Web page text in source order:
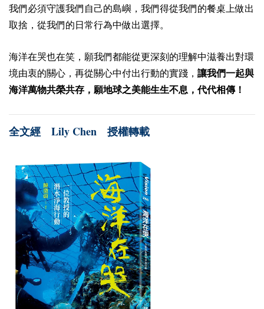
我們必須守護我們自己的島嶼，我們得從我們的餐桌上做出
取捨，從我們的日常行為中做出選擇。
海洋在哭也在笑，願我們都能從更深刻的理解中滋養出對環
境由衷的關心，再從關心中付出行動的實踐， 讓我們一起與
海洋萬物共榮共存，願地球之美能生生不息，代代相傳！
全文經 Lily Chen 授權轉載